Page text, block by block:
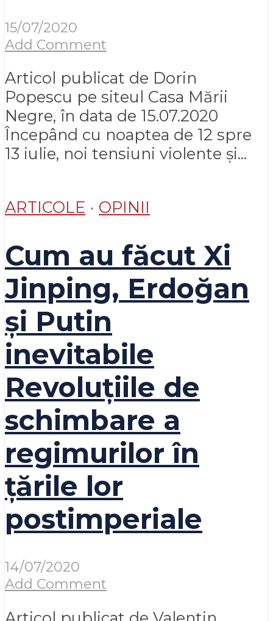
15/07/2020
Add Comment
Articol publicat de Dorin
Popescu pe siteul Casa Mării
Negre, în data de 15.07.2020
Începând cu noaptea de 12 spre
13 iulie, noi tensiuni violente și...
ARTICOLE • OPINII
Cum au făcut Xi
Jinping, Erdoğan
și Putin
inevitabile
Revoluțiile de
schimbare a
regimurilor în
țările lor
postimperiale
14/07/2020
Add Comment